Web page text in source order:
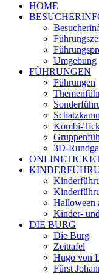
HOME
Umgebung
FÜHRUNGEN
Führungen
Kombi-
3D-
Halloween
Kinder-
DIE BURG
Die Burg
Zeittafel
Hugo von
Fürst